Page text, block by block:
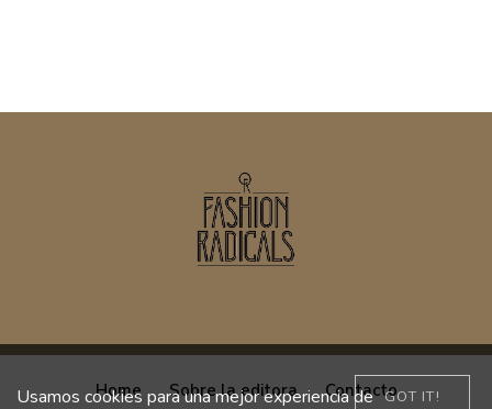
Home Sobre la editora ContactoGOT IT!
Usamos cookies para una mejor experiencia de